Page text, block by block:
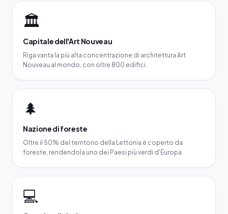
🏛️
Capitale dell'Art Nouveau
Riga vanta la più alta concentrazione di architettura Art
Nouveau al mondo, con oltre 800 edifici.
🌲
Nazione di foreste
Oltre il 50% del territorio della Lettonia è coperto da
foreste, rendendola uno dei Paesi più verdi d'Europa.
💻